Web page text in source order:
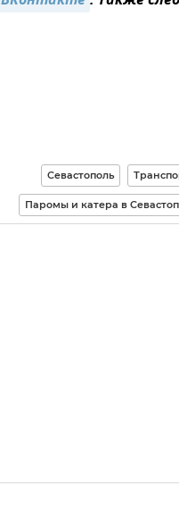
Севастополь
Паромы и катера в